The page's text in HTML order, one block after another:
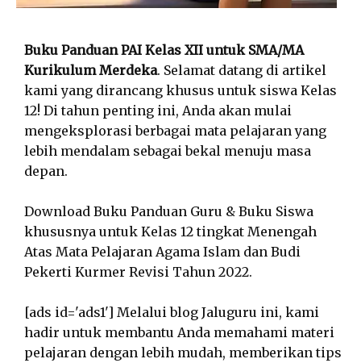
Buku Panduan PAI Kelas XII untuk SMA/MA
Kurikulum Merdeka. Selamat datang di artikel
kami yang dirancang khusus untuk siswa Kelas
12! Di tahun penting ini, Anda akan mulai
mengeksplorasi berbagai mata pelajaran yang
lebih mendalam sebagai bekal menuju masa
depan.
Download Buku Panduan Guru & Buku Siswa
khususnya untuk Kelas 12 tingkat Menengah
Atas Mata Pelajaran Agama Islam dan Budi
Pekerti Kurmer Revisi Tahun 2022.
[ads id='ads1'] Melalui blog Jaluguru ini, kami
hadir untuk membantu Anda memahami materi
pelajaran dengan lebih mudah, memberikan tips